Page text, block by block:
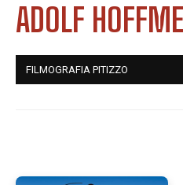
ADOLF
FILMOGRAFIA PITIZZO